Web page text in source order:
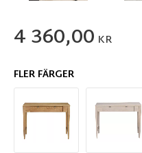
4 360,00 KR
FLER FÄRGER